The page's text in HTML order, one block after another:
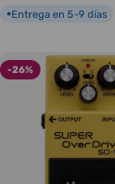
●Entrega en 5-9 días
-26%